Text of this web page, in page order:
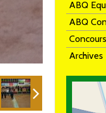
ABQ
ABQ
Archives